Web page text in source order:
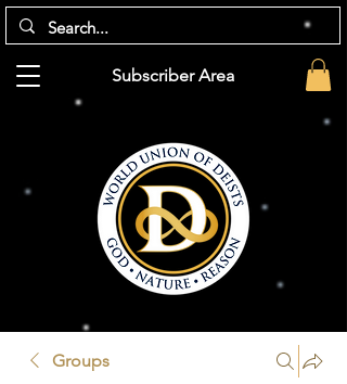
Subscriber Area
Groups